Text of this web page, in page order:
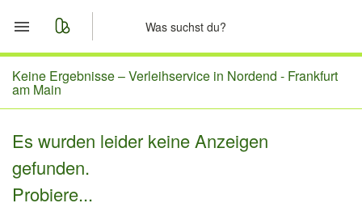
Start
Merkliste
Nachrichten
Anzeige aufgeben
Keine Ergebnisse –Verleihservice in Nordend - Frankfurt
am Main
Es wurden leider keine Anzeigen
gefunden.
Probiere...